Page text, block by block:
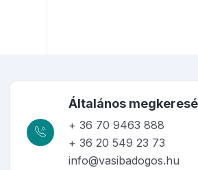
Általános
+ 36 70 9463 888
+ 36 20 549 23 73
info@vasibadogos.hu